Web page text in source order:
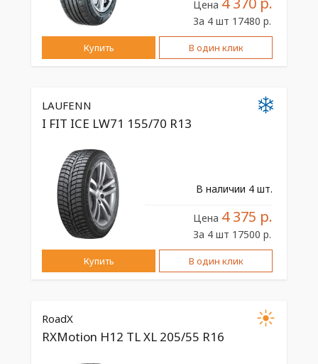
Цена
За 4 шт 17480 р.
Купить В один клик
LAUFENN
I FIT ICE LW71 155/70 R13
В наличии 4 шт.
Цена 4 375 р.
За 4 шт 17500 р.
Купить В один клик
RoadX
RXMotion H12 TL XL 205/55 R16